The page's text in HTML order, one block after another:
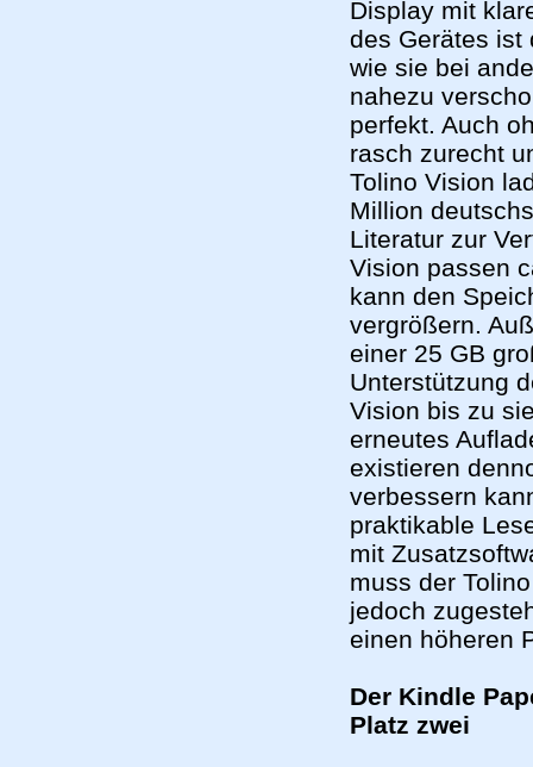
Display mit
des Gerätes ist
wie sie bei
nahezu
perfekt. Auch
rasch zurecht
Tolino Vision
Million
Literatur zur
Vision passen
kann den
vergrößern.
einer 25 GB
Unterstützung
Vision bis zu
erneutes
existieren
verbessern
praktikable
mit
muss der
jedoch
einen höheren
Der Kindle
Platz zwei